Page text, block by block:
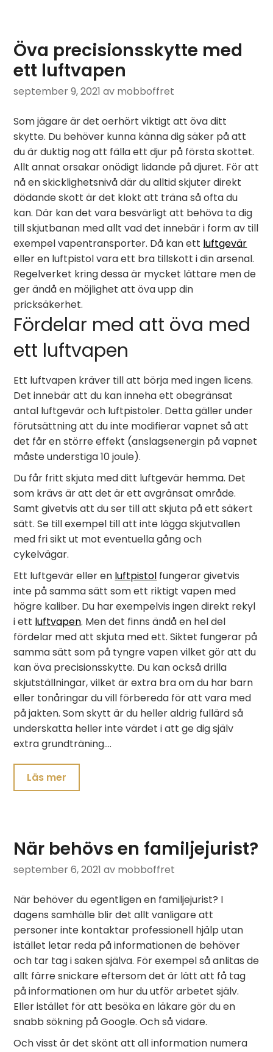
Öva precisionsskytte med
ett luftvapen
september 9, 2021 av mobboffret
Som jägare är det oerhört viktigt att öva ditt
skytte. Du behöver kunna känna dig säker på att
du är duktig nog att fälla ett djur på första skottet.
Allt annat orsakar onödigt lidande på djuret. För att
nå en skicklighetsnivå där du alltid skjuter direkt
dödande skott är det klokt att träna så ofta du
kan. Där kan det vara besvärligt att behöva ta dig
till skjutbanan med allt vad det innebär i form av till
exempel vapentransporter. Då kan ett luftgevär
eller en luftpistol vara ett bra tillskott i din arsenal.
Regelverket kring dessa är mycket lättare men de
ger ändå en möjlighet att öva upp din
pricksäkerhet.
Fördelar med att öva med
ett luftvapen
Ett luftvapen kräver till att börja med ingen licens.
Det innebär att du kan inneha ett obegränsat
antal luftgevär och luftpistoler. Detta gäller under
förutsättning att du inte modifierar vapnet så att
det får en större effekt (anslagsenergin på vapnet
måste understiga 10 joule).
Du får fritt skjuta med ditt luftgevär hemma. Det
som krävs är att det är ett avgränsat område.
Samt givetvis att du ser till att skjuta på ett säkert
sätt. Se till exempel till att inte lägga skjutvallen
med fri sikt ut mot eventuella gång och
cykelvägar.
Ett luftgevär eller en luftpistol fungerar givetvis
inte på samma sätt som ett riktigt vapen med
högre kaliber. Du har exempelvis ingen direkt rekyl
i ett luftvapen. Men det finns ändå en hel del
fördelar med att skjuta med ett. Siktet fungerar på
samma sätt som på tyngre vapen vilket gör att du
kan öva precisionsskytte. Du kan också drilla
skjutställningar, vilket är extra bra om du har barn
eller tonåringar du vill förbereda för att vara med
på jakten. Som skytt är du heller aldrig fullärd så
underskatta heller inte värdet i att ge dig själv
extra grundträning.…
Läs mer
När behövs en familjejurist?
september 6, 2021 av mobboffret
När behöver du egentligen en familjejurist? I
dagens samhälle blir det allt vanligare att
personer inte kontaktar professionell hjälp utan
istället letar reda på informationen de behöver
och tar tag i saken själva. För exempel så anlitas de
allt färre snickare eftersom det är lätt att få tag
på informationen om hur du utför arbetet själv.
Eller istället för att besöka en läkare gör du en
snabb sökning på Google. Och så vidare.
Och visst är det skönt att all information numera